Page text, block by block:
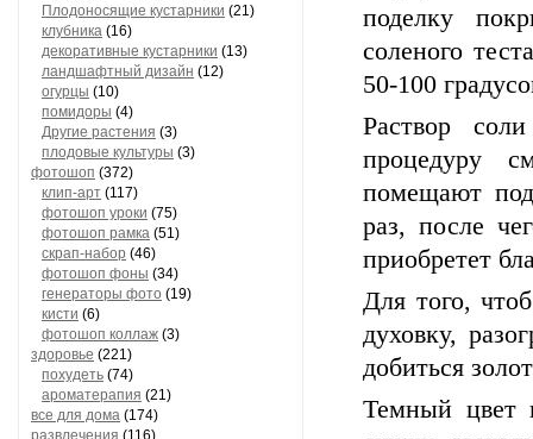
Плодоносящие кустарники (21)
клубника (16)
декоративные кустарники (13)
ландшафтный дизайн (12)
огурцы (10)
помидоры (4)
Другие растения (3)
плодовые культуры (3)
фотошоп (372)
клип-арт (117)
фотошоп уроки (75)
фотошоп рамка (51)
скрап-набор (46)
фотошоп фоны (34)
генераторы фото (19)
кисти (6)
фотошоп коллаж (3)
здоровье (221)
похудеть (74)
ароматерапия (21)
все для дома (174)
развлечения (116)
поделку
соленого
50-100
Раствор
процедуру
помещают
раз, после
приобретет
Для того,
духовку,
добиться
Темный цвет